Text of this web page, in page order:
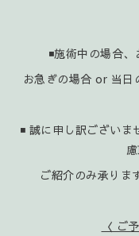
◾施術中の場合
お急ぎの場合 or 当日
◾ 誠に申し訳ござい
ご紹介のみ承りま
〈 ご